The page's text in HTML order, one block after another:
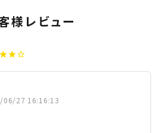
様レビュー
starstarstar_outline
06/27 16:16:13